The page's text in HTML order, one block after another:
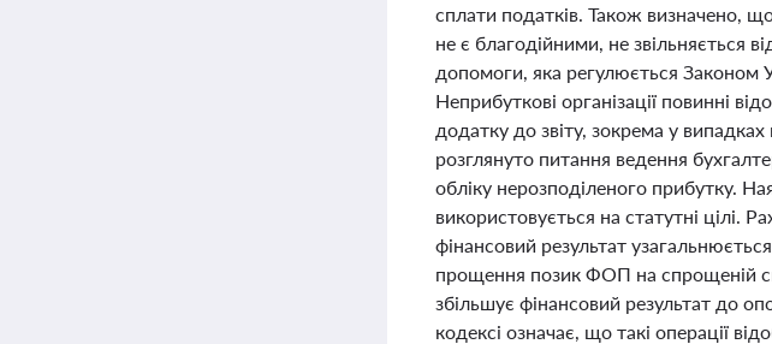
сплати податків. Також визначено,
не є благодійними, не звільняється
допомоги, яка регулюється Законом
Неприбуткові організації повинні
додатку до звіту, зокрема у
розглянуто питання ведення
обліку нерозподіленого прибутку.
використовується на статутні цілі.
фінансовий результат
прощення позик ФОП на спрощеній
збільшує фінансовий результат до
кодексі означає, що такі операції